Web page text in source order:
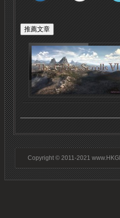
Copyright © 2011-2021